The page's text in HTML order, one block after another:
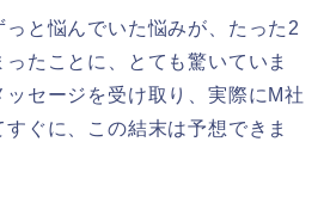
と悩んでいた悩みが、たった2
たことに、とても驚いていま
ッセージを受け取り、実際にM社
ぐに、この結末は予想できま